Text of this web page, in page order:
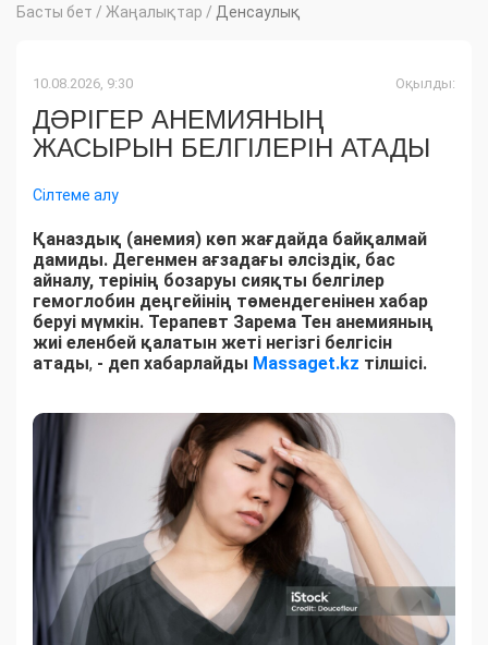
Басты бет / Жаңалықтар / Денсаулық
10.08.2026, 9:30 Оқылды:
ДӘРІГЕР АНЕМИЯНЫҢ
ЖАСЫРЫН БЕЛГІЛЕРІН АТАДЫ
Сілтеме алу
Қаназдық (анемия) көп жағдайда байқалмай
дамиды. Дегенмен ағзадағы әлсіздік, бас
айналу, терінің бозаруы сияқты белгілер
гемоглобин деңгейінің төмендегенінен хабар
беруі мүмкін. Терапевт Зарема Тен анемияның
жиі еленбей қалатын жеті негізгі белгісін
атады, - деп хабарлайды Massaget.kz тілшісі.